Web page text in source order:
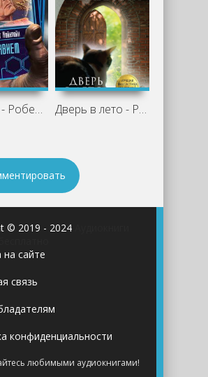
Реквием - Роберт Хайнлайн Дверь в лето - Роберт Хайнлайн
© 2019 - 2024
на сайте
связь
конфиденциальности
любимыми аудиокнигами!